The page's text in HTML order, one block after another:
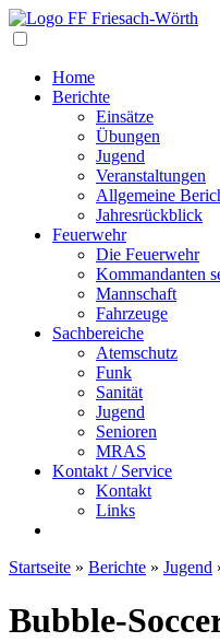
Home
Berichte
Einsätze
Übungen
Jugend
Veranstaltungen
Allgemeine
Jahresrückblick
Feuerwehr
Die Feuerwehr
Kommandanten
Mannschaft
Fahrzeuge
Sachbereiche
Atemschutz
Funk
Sanität
Jugend
Senioren
MRAS
Kontakt / Service
Kontakt
Links
Startseite » Berichte » Jugend
Bubble-